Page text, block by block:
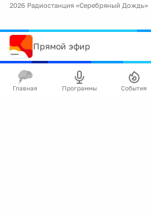
2026 Радиостанция «Серебряный Дождь»
Прямой эфир
Главная Программы События